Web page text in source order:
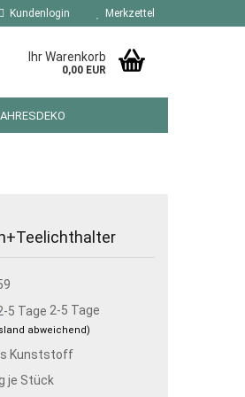
Kundenlogin Merkzettel
Ihr Warenkorb
0,00 EUR
2-5 Tage
abweichend)
Kunststoff
je Stück